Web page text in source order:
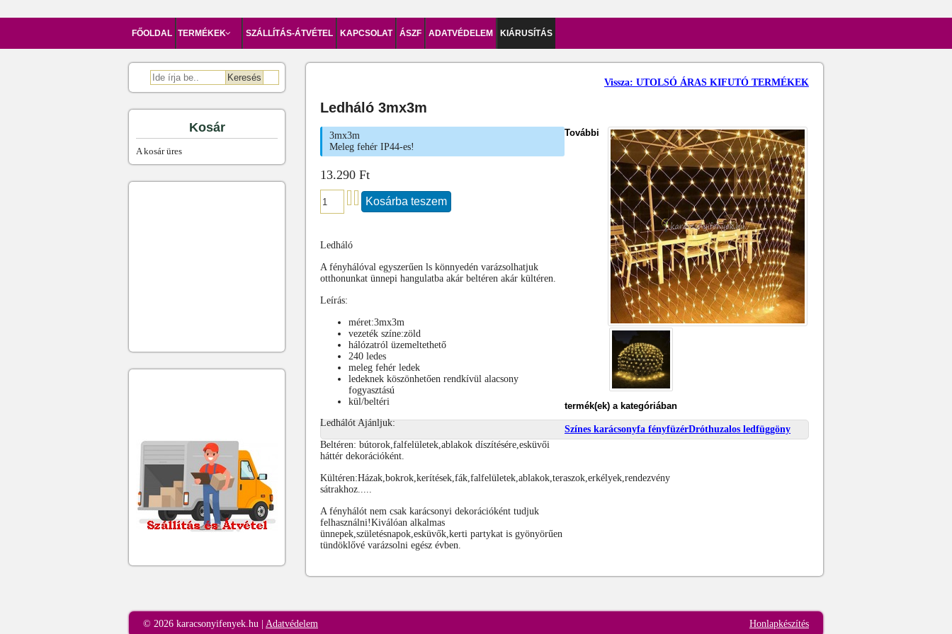
FŐOLDAL TERMÉKEK SZÁLLÍTÁS-ÁTVÉTEL KAPCSOLAT ÁSZF ADATVÉDELEM KIÁRUSÍTÁS
Kosár
A kosár üres
Vissza: UTOLSÓ ÁRAS KIFUTÓ TERMÉKEK
Ledháló 3mx3m
3mx3m
Meleg fehér IP44-es!
13.290 Ft
Ledháló
A fényhálóval egyszerűen ls könnyedén varázsolhatjuk
otthonunkat ünnepi hangulatba akár beltéren akár kültéren.
Leírás:
méret:3mx3m
vezeték színe:zöld
hálózatról üzemeltethető
240 ledes
meleg fehér ledek
ledeknek köszönhetően rendkívül alacsony
fogyasztású
kül/beltéri
Ledhálót Ajánljuk:
Beltéren: bútorok,falfelületek,ablakok díszítésére,esküvői
háttér dekorációként.
Kültéren:Házak,bokrok,kerítések,fák,falfelületek,ablakok,teraszok,erkélyek,rendezvény
sátrakhoz.....
A fényhálót nem csak karácsonyi dekorációként tudjuk
felhasználni!Kiválóan alkalmas
ünnepek,születésnapok,esküvők,kerti partykat is gyönyörűen
tündöklővé varázsolni egész évben.
További
termék(ek) a kategóriában
Színes karácsonyfa fényfüzérDróthuzalos ledfüggöny
© 2026 karacsonyifenyek.hu | Adatvédelem Honlapkészítés